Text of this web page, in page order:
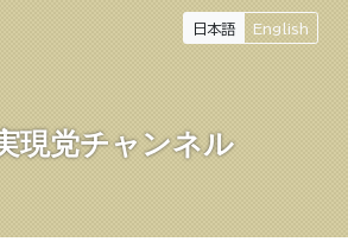
日本語 English
現党チャンネル